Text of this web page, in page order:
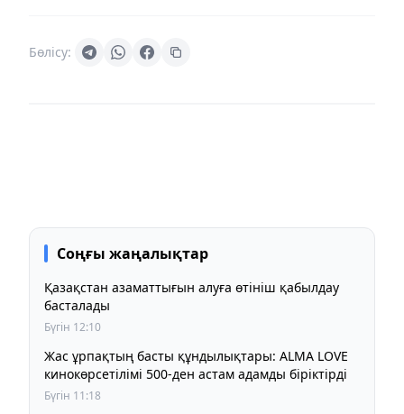
Бөлісу:
Соңғы жаңалықтар
Қазақстан азаматтығын алуға өтініш қабылдау
басталады
Бүгін 12:10
Жас ұрпақтың басты құндылықтары: ALMA LOVE
кинокөрсетілімі 500-ден астам адамды біріктірді
Бүгін 11:18